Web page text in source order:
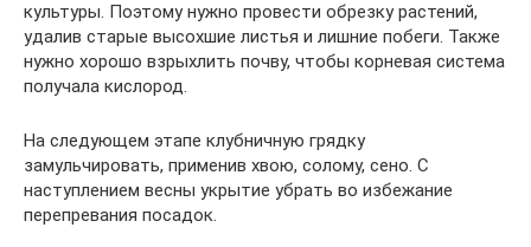
культуры. Поэтому нужно провести обрезку растений,
удалив старые высохшие листья и лишние побеги. Также
нужно хорошо взрыхлить почву, чтобы корневая система
получала кислород.
На следующем этапе клубничную грядку
замульчировать, применив хвою, солому, сено. С
наступлением весны укрытие убрать во избежание
перепревания посадок.